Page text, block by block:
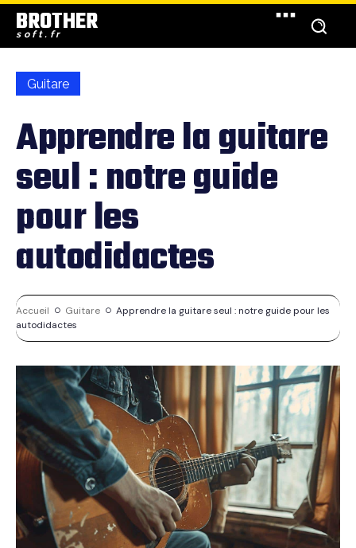
BROTHER
soft.fr
Guitare
Apprendre la guitare
seul : notre guide
pour les
autodidactes
Accueil Guitare
Apprendre la guitare seul : notre guide pour les
autodidactes